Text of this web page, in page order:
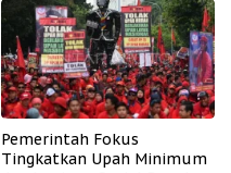
Pemerintah Fokus
Tingkatkan Upah Minimum